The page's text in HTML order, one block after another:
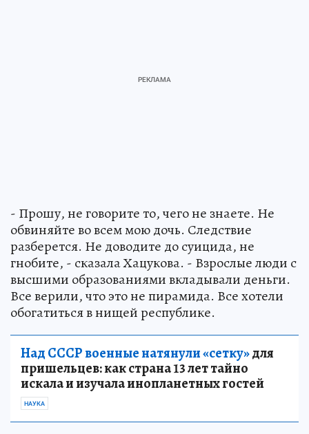
- Прошу, не говорите то, чего не знаете. Не
обвиняйте во всем мою дочь. Следствие
разберется. Не доводите до суицида, не
гнобите, - сказала Хацукова. - Взрослые люди с
высшими образованиями вкладывали деньги.
Все верили, что это не пирамида. Все хотели
обогатиться в нищей республике.
Над СССР военные натянули «сетку»для
пришельцев: как страна 13 лет тайно
искала и изучала инопланетных гостей
НАУКА